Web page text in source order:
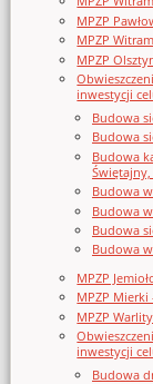
MPZP
MPZP
MPZP
inwestycji
Budowa
Budowa
Budowa
Budowa
Budowa
Budowa
Budowa
MPZP
MPZP Mierki
MPZP
inwestycji
Budowa